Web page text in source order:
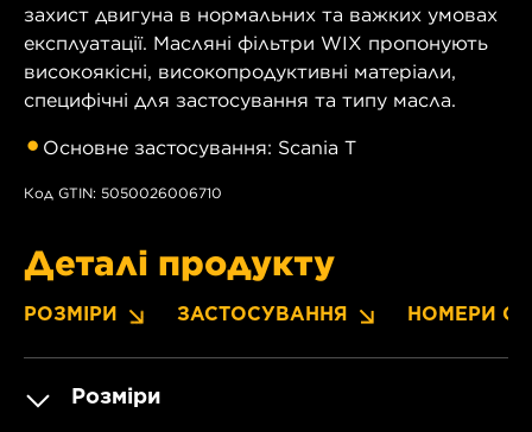
захист двигуна в нормальних та важких умовах
експлуатації. Масляні фільтри WIX пропонують
високоякісні, високопродуктивні матеріали,
специфічні для застосування та типу масла.
Основне застосування: Scania T
Код GTIN: 5050026006710
Деталі продукту
РОЗМІРИ ЗАСТОСУВАННЯ НОМЕРИ OE
Розміри